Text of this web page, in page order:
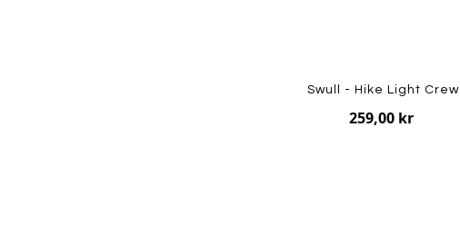
Swull - Hike Light Crew
259,00 kr